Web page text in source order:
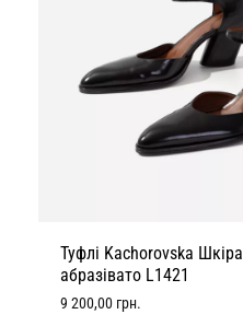
Туфлі Kachorovska Шкіра
абразівато L1421
9 200,00 грн.